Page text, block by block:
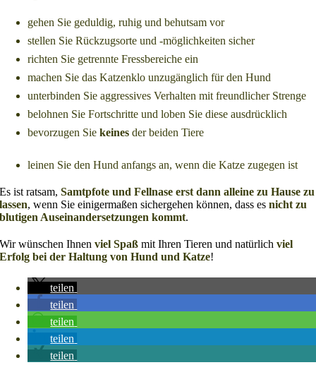
gehen Sie geduldig, ruhig und behutsam vor
stellen Sie Rückzugsorte und -möglichkeiten sicher
richten Sie getrennte Fressbereiche ein
machen Sie das Katzenklo unzugänglich für den Hund
unterbinden Sie aggressives Verhalten mit freundlicher Strenge
belohnen Sie Fortschritte und loben Sie diese ausdrücklich
bevorzugen Siekeines der beiden Tiere
leinen Sie den Hund anfangs an, wenn die Katze zugegen ist
Es ist ratsam,Samtpfote und Fellnase erst dann alleine zu Hause zu
lassen, wenn Sie einigermaßen sichergehen können, dass esnicht zu
blutigen Auseinandersetzungen kommt.
Wir wünschen Ihnenviel Spaß mit Ihren Tieren und natürlichviel
Erfolg bei der Haltung von Hund und Katze!
teilen
teilen
teilen
teilen
teilen